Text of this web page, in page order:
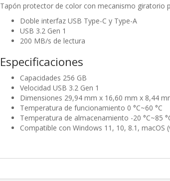
Tapón protector de color con mecanismo giratorio
Doble interfaz USB Type-C y Type-A
USB 3.2 Gen 1
200 MB/s de lectura
Especificaciones
Capacidades 256 GB
Velocidad USB 3.2 Gen 1
Dimensiones 29,94 mm x 16,60 mm x 8,44
Temperatura de funcionamiento 0 °C~60 °C
Temperatura de almacenamiento -20 °C~85
Compatible con Windows 11, 10, 8.1, macOS